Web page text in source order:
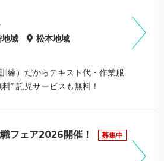
地域
松本地域
練）だからテキスト代・作業服
” 託児サービスも無料！
フェア2026開催！ 募集中